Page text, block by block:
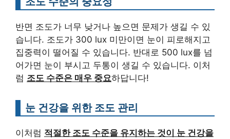
반면 조도가 너무 낮거나 높으면 문제가 생길 수 있
습니다. 조도가 300 lux 미만이면 눈이 피로해지고
집중력이 떨어질 수 있습니다. 반대로 500 lux를 넘
어가면 눈이 부시고 두통이 생길 수 있습니다. 이처
럼 조도 수준은 매우 중요하답니다!
눈 건강을 위한 조도 관리
이처럼 적절한 조도 수준을 유지하는 것이 눈 건강을